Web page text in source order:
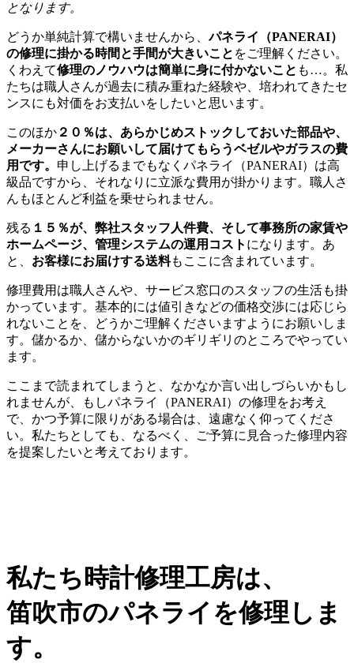
となります。
どうか単純計算で構いませんから、パネライ（PANERAI）
の修理に掛かる時間と手間が大きいこと をご理解ください。
くわえて修理のノウハウは簡単に身に付かないこと も…。私
たちは職人さんが過去に積み重ねた経験や、培われてきたセ
ンスにも対価をお支払いをしたいと思います。
このほか ２０％は、あらかじめストックしておいた部品や、
メーカーさんにお願いして届けてもらうベゼルやガラスの費
用です。 申し上げるまでもなくパネライ（PANERAI）は高
級品ですから、それなりに立派な費用が掛かります。職人さ
んもほとんど利益を乗せられません。
残る １５％が、弊社スタッフ人件費、そして事務所の家賃や
ホームページ、管理システムの運用コスト になります。あ
と、 お客様にお届けする送料もここに含まれています。
修理費用は職人さんや、サービス窓口のスタッフの生活も掛
かっています。基本的には値引きなどの価格交渉には応じら
れないことを、どうかご理解くださいますようにお願いしま
す。儲かるか、儲からないかのギリギリのところでやってい
ます。
ここまで読まれてしまうと、なかなか言い出しづらいかもし
れませんが、もしパネライ（PANERAI）の修理をお考え
で、かつ予算に限りがある場合は、遠慮なく仰ってくださ
い。私たちとしても、なるべく、ご予算に見合った修理内容
を提案したいと考えております。
私たち時計修理工房は、
笛吹市のパネライを修理しま
す。